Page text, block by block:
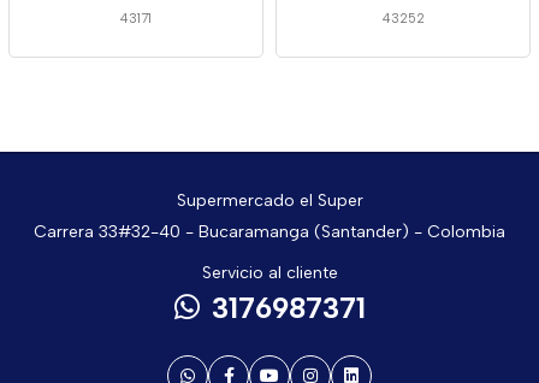
43171 43252
Supermercado el Super
Carrera 33#32-40 - Bucaramanga (Santander) - Colombia
Servicio al cliente
3176987371